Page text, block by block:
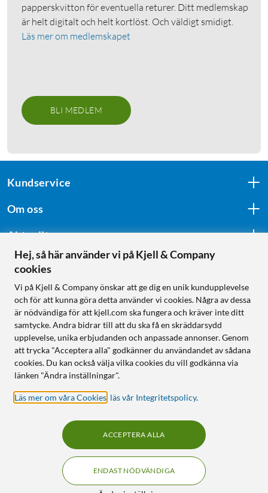
papperskvitton för eventuella returer. Ditt medlemskap
är helt digitalt och helt kortlöst. Och väldigt smidigt.
Läs mer om medlemskapet
BLI MEDLEM
Kundservice
Om oss
Aktuellt
Följ oss
Handla från:
Sverige
Norge
KUNSKAP OCH TILLBEHÖR TILL
HEMELEKTRONIK
Hej, så här använder vi på Kjell & Company
cookies
Vi på Kjell & Company önskar att ge dig en unik kundupplevelse
och för att kunna göra detta använder vi cookies. Några av dessa
är nödvändiga för att kjell.com ska fungera och kräver inte ditt
samtycke. Andra bidrar till att du ska få en skräddarsydd
upplevelse, unika erbjudanden och anpassade annonser. Genom
att trycka "Acceptera alla" godkänner du användandet av sådana
cookies. Du kan också välja vilka cookies du vill godkänna via
länken "Ändra inställningar".
Läs mer om våra Cookies läs vår Integritetspolicy.
ENDAST NÖDVÄNDIGA
ACCEPTERA ALLA